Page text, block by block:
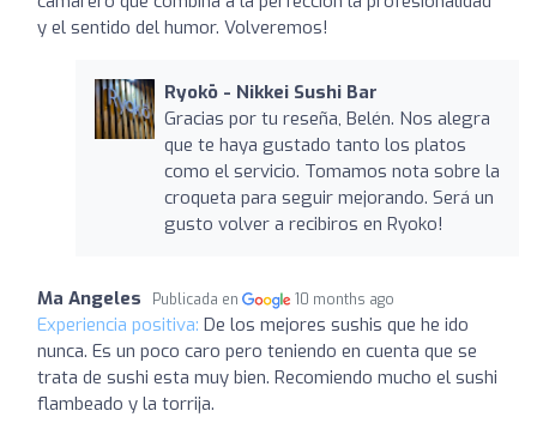
y el sentido del humor. Volveremos!
Ryokō - Nikkei Sushi Bar
Gracias por tu reseña, Belén. Nos alegra
que te haya gustado tanto los platos
como el servicio. Tomamos nota sobre la
croqueta para seguir mejorando. Será un
gusto volver a recibiros en Ryoko!
Ma Angeles Publicada en 10 months ago
Experiencia positiva: De los mejores sushis que he ido
nunca. Es un poco caro pero teniendo en cuenta que se
trata de sushi esta muy bien. Recomiendo mucho el sushi
flambeado y la torrija.